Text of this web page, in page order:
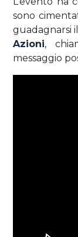
sono
guadagnarsi
Azioni,
messaggio